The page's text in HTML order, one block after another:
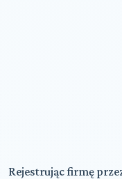
Rejestrując firmę